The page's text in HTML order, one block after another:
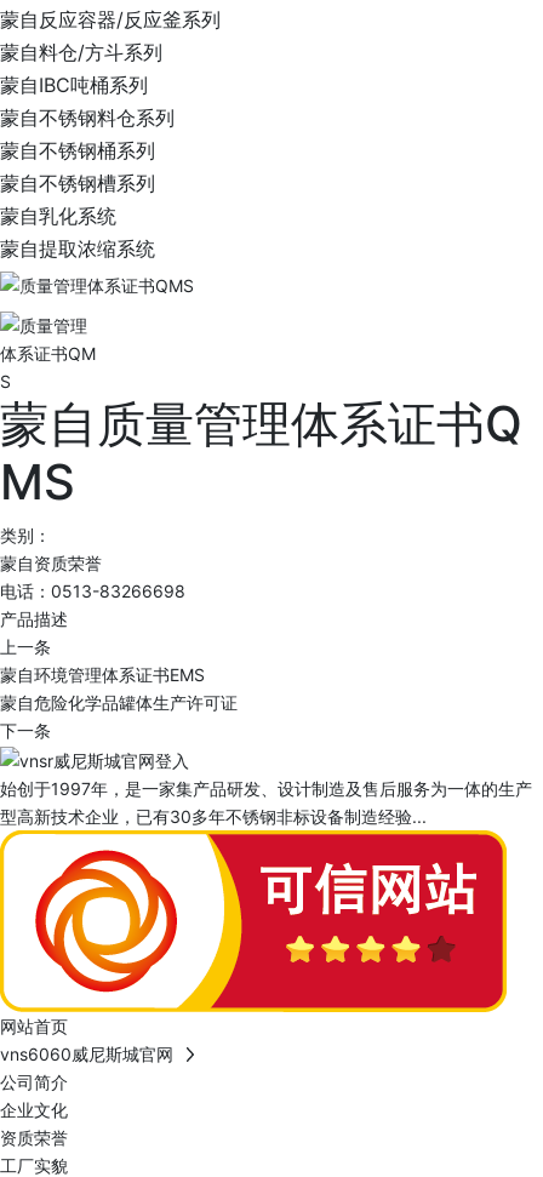
蒙自反应容器/反应釜系列
蒙自料仓/方斗系列
蒙自IBC吨桶系列
蒙自不锈钢料仓系列
蒙自不锈钢桶系列
蒙自不锈钢槽系列
蒙自乳化系统
蒙自提取浓缩系统
蒙自质量管理体系证书Q
MS
类别：
蒙自资质荣誉
电话：0513-83266698
产品描述
上一条
蒙自环境管理体系证书EMS
蒙自危险化学品罐体生产许可证
下一条
始创于1997年，是一家集产品研发、设计制造及售后服务为一体的生产
型高新技术企业，已有30多年不锈钢非标设备制造经验...
网站首页
vns6060威尼斯城官网
公司简介
企业文化
资质荣誉
工厂实貌